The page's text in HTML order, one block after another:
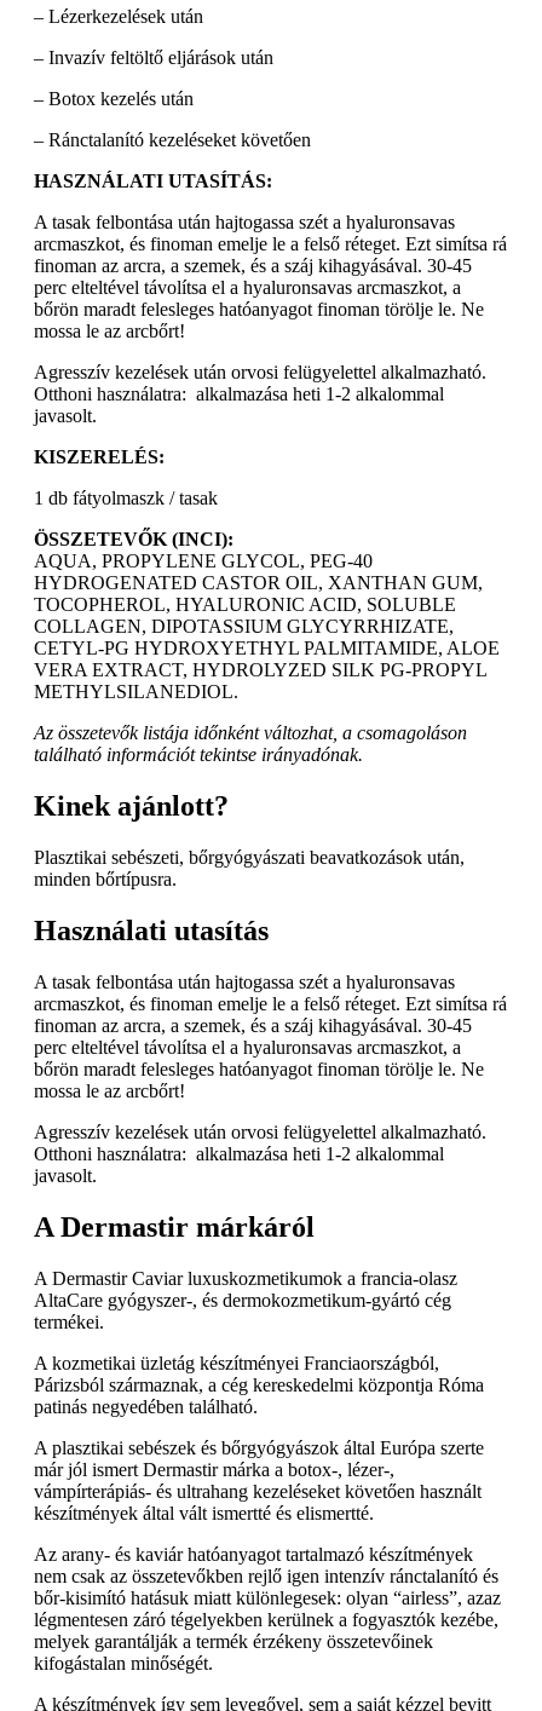
– Lézerkezelések után
– Invazív feltöltő eljárások után
– Botox kezelés után
– Ránctalanító kezeléseket követően
HASZNÁLATI UTASÍTÁS:
A tasak felbontása után hajtogassa szét a hyaluronsavas
arcmaszkot, és finoman emelje le a felső réteget. Ezt simítsa rá
finoman az arcra, a szemek, és a száj kihagyásával. 30-45
perc elteltével távolítsa el a hyaluronsavas arcmaszkot, a
bőrön maradt felesleges hatóanyagot finoman törölje le. Ne
mossa le az arcbőrt!
Agresszív kezelések után orvosi felügyelettel alkalmazható.
Otthoni használatra: alkalmazása heti 1-2 alkalommal
javasolt.
KISZERELÉS:
1 db fátyolmaszk / tasak
ÖSSZETEVŐK (INCI):
AQUA, PROPYLENE GLYCOL, PEG-40
HYDROGENATED CASTOR OIL, XANTHAN GUM,
TOCOPHEROL, HYALURONIC ACID, SOLUBLE
COLLAGEN, DIPOTASSIUM GLYCYRRHIZATE,
CETYL-PG HYDROXYETHYL PALMITAMIDE, ALOE
VERA EXTRACT, HYDROLYZED SILK PG-PROPYL
METHYLSILANEDIOL.
Az összetevők listája időnként változhat, a csomagoláson
található információt tekintse irányadónak.
Kinek ajánlott?
Plasztikai sebészeti, bőrgyógyászati beavatkozások után,
minden bőrtípusra.
Használati utasítás
A tasak felbontása után hajtogassa szét a hyaluronsavas
arcmaszkot, és finoman emelje le a felső réteget. Ezt simítsa rá
finoman az arcra, a szemek, és a száj kihagyásával. 30-45
perc elteltével távolítsa el a hyaluronsavas arcmaszkot, a
bőrön maradt felesleges hatóanyagot finoman törölje le. Ne
mossa le az arcbőrt!
Agresszív kezelések után orvosi felügyelettel alkalmazható.
Otthoni használatra: alkalmazása heti 1-2 alkalommal
javasolt.
A Dermastir márkáról
A Dermastir Caviar luxuskozmetikumok a francia-olasz
AltaCare gyógyszer-, és dermokozmetikum-gyártó cég
termékei.
A kozmetikai üzletág készítményei Franciaországból,
Párizsból származnak, a cég kereskedelmi központja Róma
patinás negyedében található.
A plasztikai sebészek és bőrgyógyászok által Európa szerte
már jól ismert Dermastir márka a botox-, lézer-,
vámpírterápiás- és ultrahang kezeléseket követően használt
készítmények által vált ismertté és elismertté.
Az arany- és kaviár hatóanyagot tartalmazó készítmények
nem csak az összetevőkben rejlő igen intenzív ránctalanító és
bőr-kisimító hatásuk miatt különlegesek: olyan “airless”, azaz
légmentesen záró tégelyekben kerülnek a fogyasztók kezébe,
melyek garantálják a termék érzékeny összetevőinek
kifogástalan minőségét.
A készítmények így sem levegővel, sem a saját kézzel bevitt